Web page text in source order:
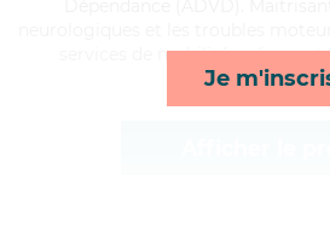
Je
services de mobilité, ménage,